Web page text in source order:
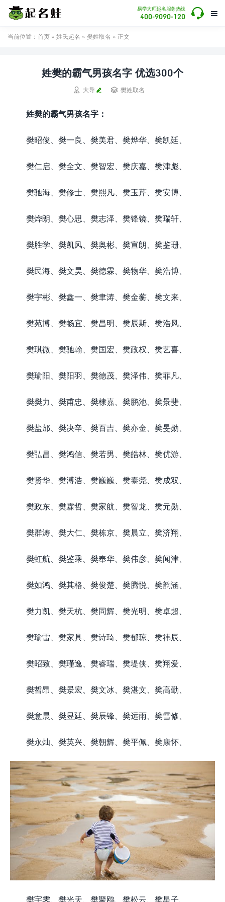

易学大师起名服务热线
400-9090-120 
当前位置： 首页 » 姓氏起名 » 樊姓取名 » 正文
姓樊的霸气男孩名字 优选300个
 大导  樊姓取名
姓樊的霸气男孩名字：
樊昭俊、樊一良、樊美君、樊烨华、樊凯廷、
樊仁启、樊全文、樊智宏、樊庆嘉、樊津彪、
樊驰海、樊修士、樊熙凡、樊玉芹、樊安博、
樊烨朗、樊心思、樊志泽、樊锋镜、樊瑞轩、
樊胜学、樊凯风、樊奥彬、樊宣朗、樊鉴珊、
樊民海、樊文昊、樊德霖、樊物华、樊浩博、
樊宇彬、樊鑫一、樊聿涛、樊金蘅、樊文来、
樊苑博、樊畅宜、樊昌明、樊辰斯、樊浩风、
樊琪微、樊驰翰、樊国宏、樊政权、樊艺喜、
樊瑜阳、樊阳羽、樊德茂、樊泽伟、樊菲凡、
樊樊力、樊甫忠、樊棣嘉、樊鹏池、樊景斐、
樊盐邡、樊决辛、樊百吉、樊亦金、樊旻勋、
樊弘昌、樊鸿信、樊若男、樊皓林、樊优游、
樊贤华、樊溥浩、樊巍巍、樊泰尧、樊成双、
樊政东、樊霖哲、樊家航、樊智龙、樊元勋、
樊群涛、樊大仁、樊栋京、樊晨立、樊济翔、
樊虹航、樊鉴乘、樊奉华、樊伟彦、樊闻津、
樊如鸿、樊其格、樊俊楚、樊腾悦、樊韵涵、
樊力凯、樊天杭、樊同辉、樊光明、樊卓超、
樊瑜雷、樊家具、樊诗琦、樊郁琼、樊祎辰、
樊昭致、樊瑾逸、樊睿瑞、樊堤侠、樊翔爱、
樊哲昂、樊景宏、樊文冰、樊湛文、樊高勤、
樊意晨、樊昱廷、樊辰锋、樊远雨、樊雪修、
樊永灿、樊英兴、樊朝辉、樊平佩、樊康怀、
樊宇霁、樊光天、樊聚鸥、樊松云、樊星子、